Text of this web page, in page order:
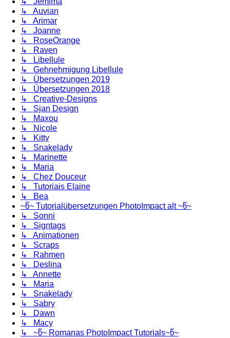
↳ Auvian
↳ Arimar
↳ Joanne
↳ RoseOrange
↳ Raven
↳ Libellule
↳ Gehnehmigung Libellule
↳ Übersetzungen 2019
↳ Übersetzungen 2018
↳ Creative-Designs
↳ Sjan Design
↳ Maxou
↳ Nicole
↳ Kitty
↳ Snakelady
↳ Marinette
↳ Maria
↳ Chez Douceur
↳ Tutoriais Elaine
↳ Bea
~წ~ Tutorialübersetzungen PhotoImpact alt ~წ~
↳ Sonni
↳ Signtags
↳ Animationen
↳ Scraps
↳ Rahmen
↳ Deslina
↳ Annette
↳ Maria
↳ Snakelady
↳ Sabry
↳ Dawn
↳ Macy
↳ ~წ~ Romanas PhotoImpact Tutorials~წ~